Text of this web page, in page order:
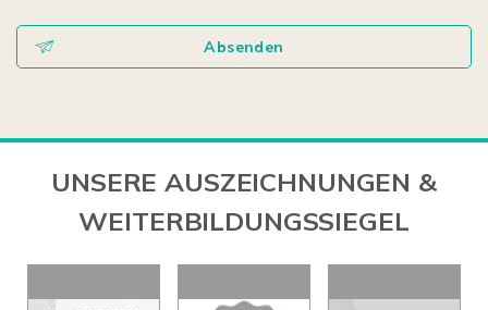
Absenden
UNSERE AUSZEICHNUNGEN &
WEITERBILDUNGSSIEGEL